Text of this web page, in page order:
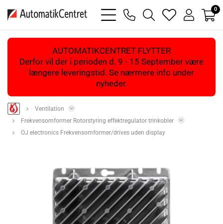
bars
light
phone
magnifying
glass
heart
light
user
light
0
AUTOMATIKCENTRET FLYTTER
Derfor vil der i perioden d. 9 - 15 September være
længere leveringstid. Se nærmere info under
nyheder.
Ventilation
Frekvensomformer Rotorstyring effektregulator trinkobler
OJ electronics Frekvensomformer/drives uden display